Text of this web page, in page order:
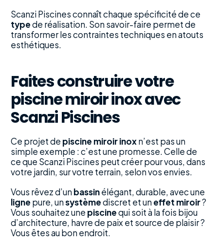
Scanzi Piscines connaît chaque spécificité de ce
typede réalisation. Son savoir-faire permet de
transformer les contraintes techniques en atouts
esthétiques.
Faites construire votre
piscine miroir inox avec
Scanzi Piscines
Ce projet de piscine miroir inoxn’est pas un
simple exemple : c’est une promesse. Celle de
ce que Scanzi Piscines peut créer pour vous, dans
votre jardin, sur votre terrain, selon vos envies.
Vous rêvez d’unbassinélégant, durable, avec une
ligne pure, unsystèmediscret et uneffet miroir?
Vous souhaitez une piscinequi soit à la fois bijou
d’architecture, havre de paix et source de plaisir ?
Vous êtes au bon endroit.